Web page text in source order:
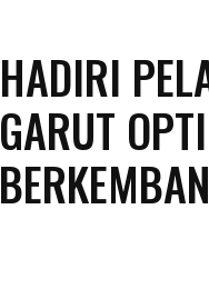
HADIRI
GARUT